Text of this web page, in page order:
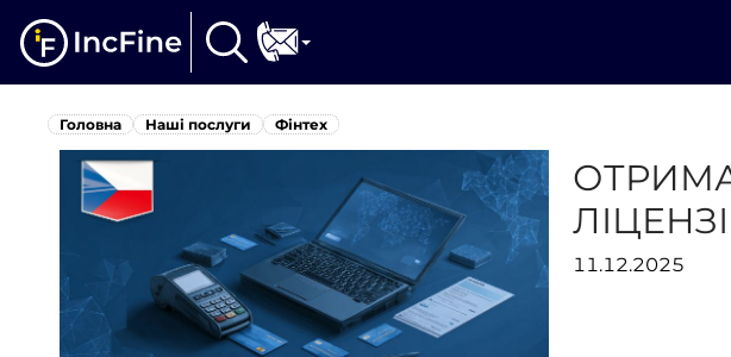
Головна Наші послуги Фінтех
11.12.2025